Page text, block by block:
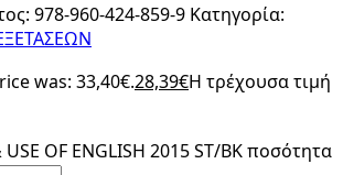
978-960-424-859-9 Κατηγορία:
was: 33,40€.28,39€Η τρέχουσα τιμή
USE OF ENGLISH 2015 ST/BK ποσότητα